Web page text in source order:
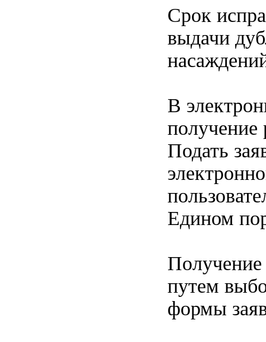
Срок
выдачи
В
получение
Подать
Едином
Получение
путем
формы